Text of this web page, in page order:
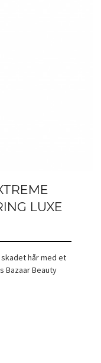
LUXE
hår med et
Bazaar Beauty